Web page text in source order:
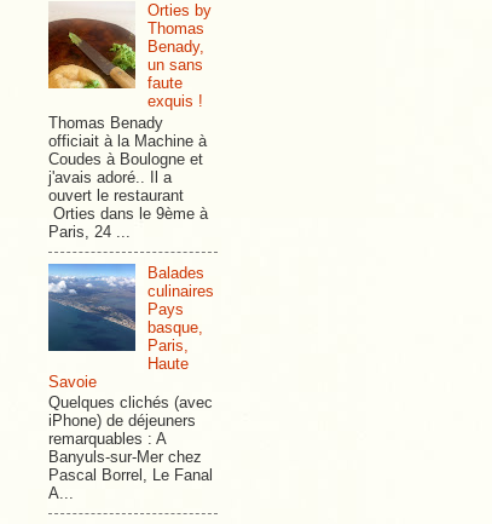
Orties by
Thomas
Benady,
un sans
faute
exquis !
Thomas Benady
officiait à la Machine à
Coudes à Boulogne et
j'avais adoré.. Il a
ouvert le restaurant
Orties dans le 9ème à
Paris, 24 ...
Balades
culinaires
Pays
basque,
Paris,
Haute
Savoie
Quelques clichés (avec
iPhone) de déjeuners
remarquables : A
Banyuls-sur-Mer chez
Pascal Borrel, Le Fanal
A...